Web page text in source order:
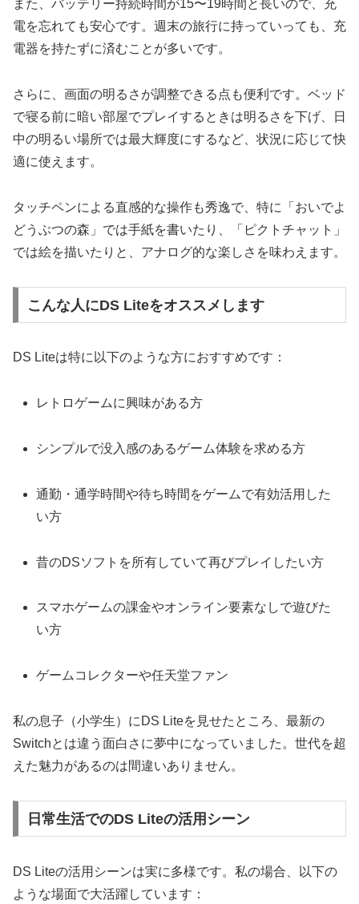
また、バッテリー持続時間が15〜19時間と長いので、充
電を忘れても安心です。週末の旅行に持っていっても、充
電器を持たずに済むことが多いです。
さらに、画面の明るさが調整できる点も便利です。ベッド
で寝る前に暗い部屋でプレイするときは明るさを下げ、日
中の明るい場所では最大輝度にするなど、状況に応じて快
適に使えます。
タッチペンによる直感的な操作も秀逸で、特に「おいでよ
どうぶつの森」では手紙を書いたり、「ピクトチャット」
では絵を描いたりと、アナログ的な楽しさを味わえます。
こんな人にDS Liteをオススメします
DS Liteは特に以下のような方におすすめです：
レトロゲームに興味がある方
シンプルで没入感のあるゲーム体験を求める方
通勤・通学時間や待ち時間をゲームで有効活用した
い方
昔のDSソフトを所有していて再びプレイしたい方
スマホゲームの課金やオンライン要素なしで遊びた
い方
ゲームコレクターや任天堂ファン
私の息子（小学生）にDS Liteを見せたところ、最新の
Switchとは違う面白さに夢中になっていました。世代を超
えた魅力があるのは間違いありません。
日常生活でのDS Liteの活用シーン
DS Liteの活用シーンは実に多様です。私の場合、以下の
ような場面で大活躍しています：